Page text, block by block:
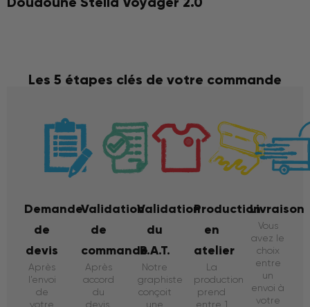
Les 5 étapes clés de votre commande
Demande
de
devis
Après
l’envoi
de
votre
Validation
de
commande
Après
accord
du
devis,
Validation
du
B.A.T.
Notre
graphiste
conçoit
une
Production
en
atelier
La
production
prend
entre 1
Livraison
Vous
avez le
choix
entre
un
envoi à
votre